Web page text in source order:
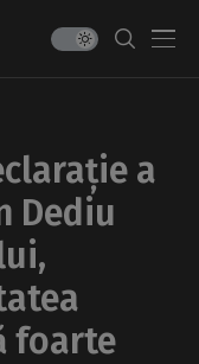
a
Dediu
foarte